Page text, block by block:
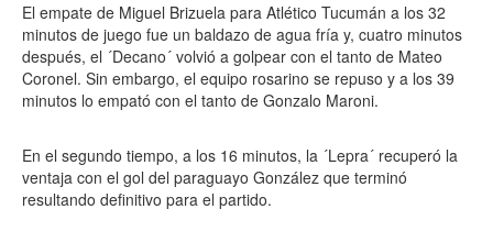
El empate de Miguel Brizuela para Atlético Tucumán a los 32
minutos de juego fue un baldazo de agua fría y, cuatro minutos
después, el ´Decano´ volvió a golpear con el tanto de Mateo
Coronel. Sin embargo, el equipo rosarino se repuso y a los 39
minutos lo empató con el tanto de Gonzalo Maroni.
En el segundo tiempo, a los 16 minutos, la ´Lepra´ recuperó la
ventaja con el gol del paraguayo González que terminó
resultando definitivo para el partido.